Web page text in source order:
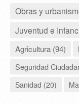
Obras y
Juventud e
Agricultura (94)
Seguridad
Sanidad (20)